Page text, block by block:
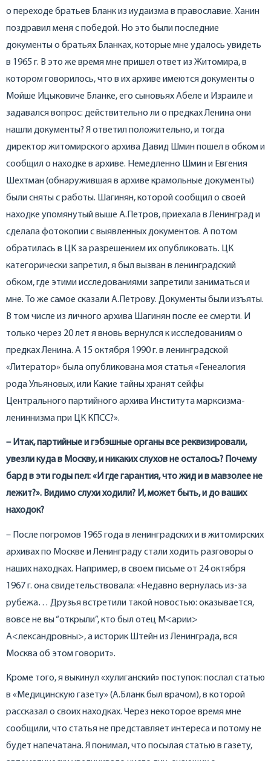
о переходе братьев Бланк из иудаизма в православие. Ханин
поздравил меня с победой. Но это были последние
документы о братьях Бланках, которые мне удалось увидеть
в 1965 г. В это же время мне пришел ответ из Житомира, в
котором говорилось, что в их архиве имеются документы о
Мойше Ицыковиче Бланке, его сыновьях Абеле и Израиле и
задавался вопрос: действительно ли о предках Ленина они
нашли документы? Я ответил положительно, и тогда
директор житомирского архива Давид Шмин пошел в обком и
сообщил о находке в архиве. Немедленно Шмин и Евгения
Шехтман (обнаружившая в архиве крамольные документы)
были сняты с работы. Шагинян, которой сообщил о своей
находке упомянутый выше А.Петров, приехала в Ленинград и
сделала фотокопии с выявленных документов. А потом
обратилась в ЦК за разрешением их опубликовать. ЦК
категорически запретил, я был вызван в ленинградский
обком, где этими исследованиями запретили заниматься и
мне. То же самое сказали А.Петрову. Документы были изъяты.
В том числе из личного архива Шагинян после ее смерти. И
только через 20 лет я вновь вернулся к исследованиям о
предках Ленина. А 15 октября 1990 г. в ленинградской
«Литератор» была опубликована моя статья «Генеалогия
рода Ульяновых, или Какие тайны хранят сейфы
Центрального партийного архива Института марксизма-
лениннизма при ЦК КПСС?».
– Итак, партийные и гэбэшные органы все реквизировали,
увезли куда в Москву, и никаких слухов не осталось? Почему
бард в эти годы пел: «И где гарантия, что жид и в мавзолее не
лежит?». Видимо слухи ходили? И, может быть, и до ваших
находок?
– После погромов 1965 года в ленинградских и в житомирских
архивах по Москве и Ленинграду стали ходить разговоры о
наших находках. Например, в своем письме от 24 октября
1967 г. она свидетельствовала: «Недавно вернулась из-за
рубежа… Друзья встретили такой новостью: оказывается,
вовсе не вы “открыли”, кто был отец М<арии>
А<лександровны>, а историк Штейн из Ленинграда, вся
Москва об этом говорит».
Кроме того, я выкинул «хулиганский» поступок: послал статью
в «Медицинскую газету» (А.Бланк был врачом), в которой
рассказал о своих находках. Через некоторое время мне
сообщили, что статья не представляет интереса и потому не
будет напечатана. Я понимал, что посылая статью в газету,